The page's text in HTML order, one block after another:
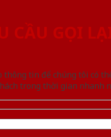
CẦU GỌI
thông tin để chúng tôi có
trong thời gian nhanh